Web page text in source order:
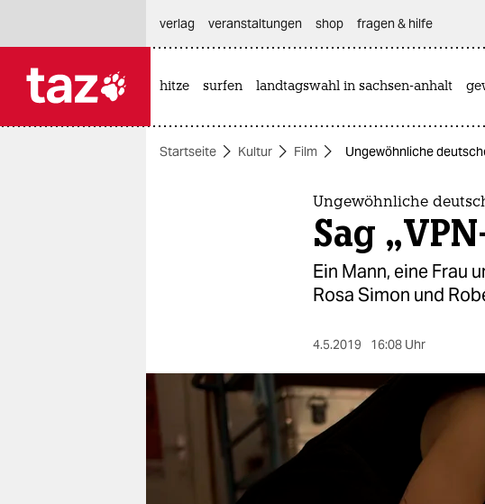
themen
nord
verlag
veranstaltungen shop fragen & hilfe
hitze surfen landtagswahl in sachsen-anhalt
Startseite Kultur Film Ungewöhnliche
Ungewöhnliche
Sag
Ein Mann, eine Frau
Rosa Simon und
4.5.2019 16:08 Uhr